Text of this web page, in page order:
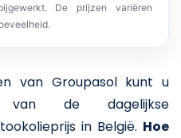
De prijzen variëren
van Groupasol kunt u
van de dagelijkse
in België. Hoe